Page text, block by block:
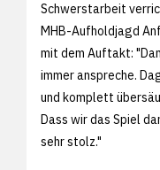
Schwerstarbeit
MHB-Aufholdjagd
mit dem Auftakt:
immer anspreche.
und komplett
Dass wir das Spiel
sehr stolz."